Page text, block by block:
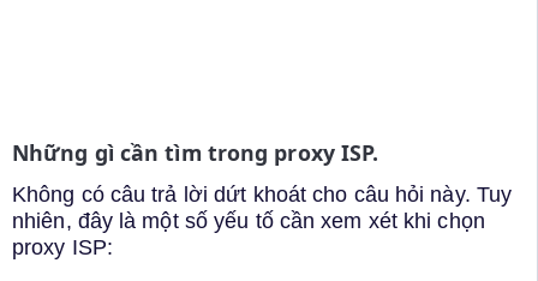
Những gì cần tìm trong proxy ISP.
Không có câu trả lời dứt khoát cho câu hỏi này. Tuy
nhiên, đây là một số yếu tố cần xem xét khi chọn
proxy ISP: